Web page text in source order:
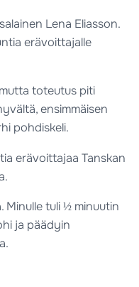
Lena Eliasson.
erävoittajalle
toteutus piti
ensimmäisen
pohdiskeli.
erävoittajaa Tanskan
Minulle tuli ½ minuutin
ja päädyin